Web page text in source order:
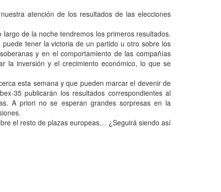
atención de los resultados de las elecciones
de la noche tendremos los primeros resultados.
tener la victoria de un partido u otro sobre los
y en el comportamiento de las compañías
la inversión y el crecimiento económico, lo que se
esta semana y que pueden marcar el devenir de
35 publicarán los resultados correspondientes al
A priori no se esperan grandes sorpresas en la
el resto de plazas europeas… ¿Seguirá siendo así